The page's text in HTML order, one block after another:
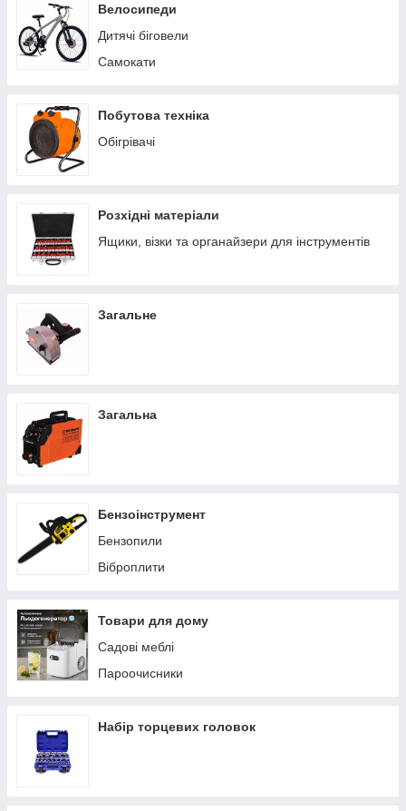
Теплиці/парники
Вольєри
Ручні сівалки
Велосипеди
Дитячі біговели
Самокати
Побутова техніка
Обігрівачі
Розхідні матеріали
Ящики, візки та органайзери для інструментів
Загальне
Загальна
Бензоінструмент
Бензопили
Віброплити
Товари для дому
Садові меблі
Пароочисники
Набір торцевих головок